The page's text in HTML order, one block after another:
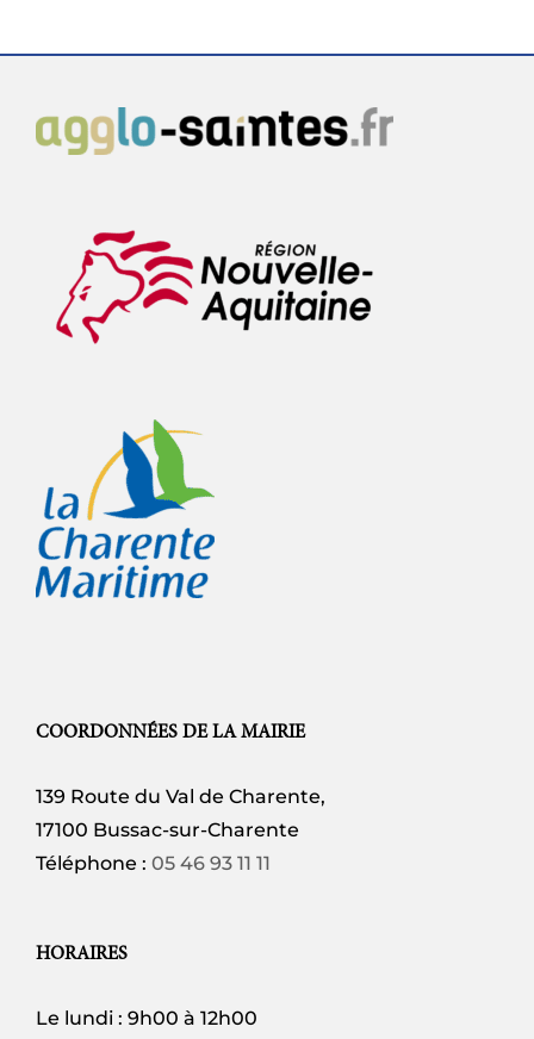
COORDONNÉES DE LA MAIRIE
139 Route du Val de Charente,
17100 Bussac-sur-Charente
Téléphone : 05 46 93 11 11
HORAIRES
Le lundi : 9h00 à 12h00